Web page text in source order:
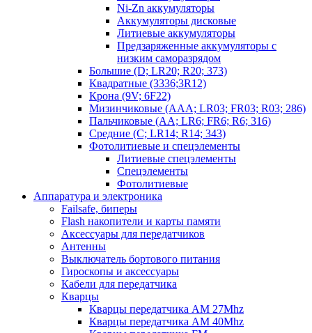
Ni-Zn аккумуляторы
Аккумуляторы дисковые
Литиевые аккумуляторы
Предзаряженные аккумуляторы с
низким саморазрядом
Большие (D; LR20; R20; 373)
Квадратные (3336;3R12)
Крона (9V; 6F22)
Мизинчиковые (AAA; LR03; FR03; R03; 286)
Пальчиковые (AA; LR6; FR6; R6; 316)
Средние (C; LR14; R14; 343)
Фотолитиевые и спецэлементы
Литиевые спецэлементы
Спецэлементы
Фотолитиевые
Аппаратура и электроника
Failsafe, биперы
Flash накопители и карты памяти
Аксессуары для передатчиков
Антенны
Выключатель бортового питания
Гироскопы и аксессуары
Кабели для передатчика
Кварцы
Кварцы передатчика AM 27Mhz
Кварцы передатчика AM 40Mhz